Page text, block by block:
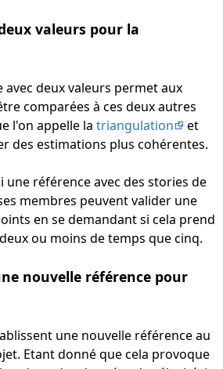
valeurs pour la
deux valeurs permet aux
comparées à ces deux autres
l'on appelle la triangulation
et
des estimations plus cohérentes.
une référence avec des stories de
membres peuvent valider une
en se demandant si cela prend
ou moins de temps que cinq.
nouvelle référence pour
une nouvelle référence au
Etant donné que cela provoque